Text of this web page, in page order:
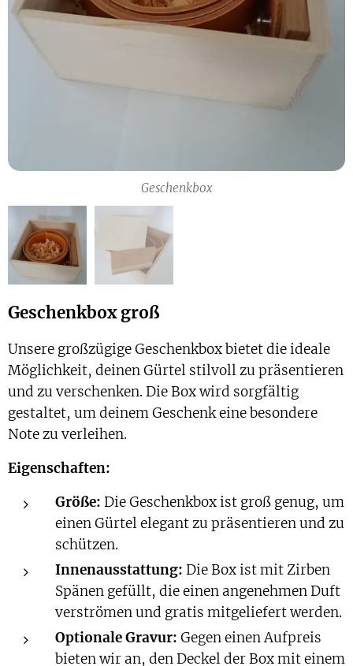
Geschenkbox
Geschenkbox groß
Unsere großzügige Geschenkbox bietet die ideale
Möglichkeit, deinen Gürtel stilvoll zu präsentieren
und zu verschenken. Die Box wird sorgfältig
gestaltet, um deinem Geschenk eine besondere
Note zu verleihen.
Eigenschaften:
Größe: Die Geschenkbox ist groß genug, um
einen Gürtel elegant zu präsentieren und zu
schützen.
Innenausstattung: Die Box ist mit Zirben
Spänen gefüllt, die einen angenehmen Duft
verströmen und gratis mitgeliefert werden.
Optionale Gravur: Gegen einen Aufpreis
bieten wir an, den Deckel der Box mit einem